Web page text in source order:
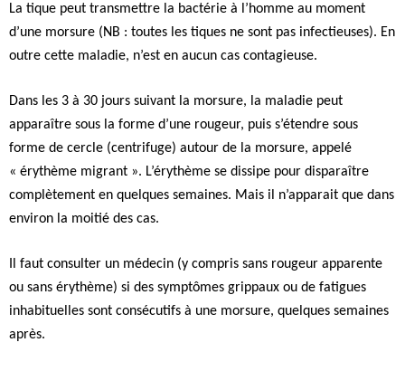
La tique peut transmettre la bactérie à l’homme au moment
d’une morsure (NB : toutes les tiques ne sont pas infectieuses). En
outre cette maladie, n’est en aucun cas contagieuse.
Dans les 3 à 30 jours suivant la morsure, la maladie peut
apparaître sous la forme d’une rougeur, puis s’étendre sous
forme de cercle (centrifuge) autour de la morsure, appelé
« érythème migrant ». L’érythème se dissipe pour disparaître
complètement en quelques semaines. Mais il n’apparait que dans
environ la moitié des cas.
Il faut consulter un médecin (y compris sans rougeur apparente
ou sans érythème) si des symptômes grippaux ou de fatigues
inhabituelles sont consécutifs à une morsure, quelques semaines
après.